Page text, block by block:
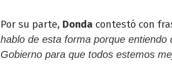
Por su parte, Donda contestó con
hablo de esta forma porque
Gobierno para que todos estemos